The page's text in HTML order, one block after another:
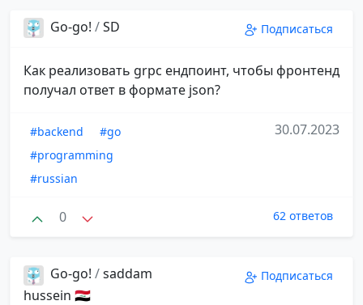
Go-go! /SD Подписаться
Как реализовать grpc ендпоинт, чтобы фронтенд
получал ответ в формате json?
#backend
#go
#programming
#russian
30.07.2023
0 62 ответов
Go-go! /saddam
hussein 🇮🇶
Подписаться